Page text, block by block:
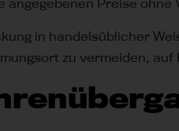
angegebenen Preise ohne
in handelsüblicher
zu vermeiden,